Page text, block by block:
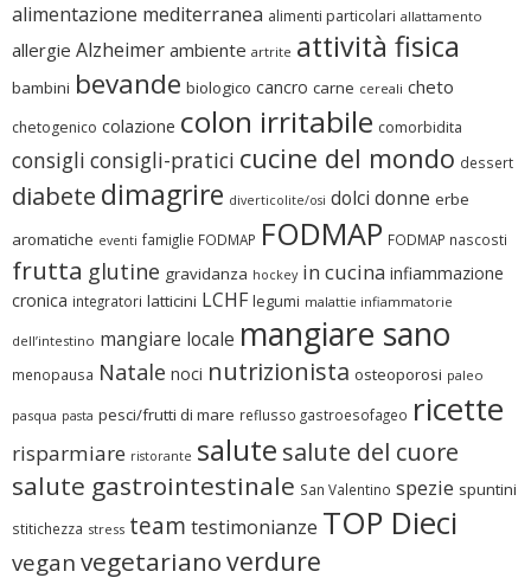
alimentazione mediterranea alimenti particolari allattamento
allergie Alzheimer ambiente artrite attività fisica
bambini bevande biologico cancro carne cereali cheto
chetogenico colazione colon irritabile comorbidita
consigli consigli-pratici cucine del mondo dessert
diabete dimagrire diverticolite/osi dolci donne erbe
aromatiche eventi famiglie FODMAP FODMAP FODMAP nascosti
frutta glutine gravidanza hockey in cucina infiammazione
cronica integratori latticini LCHF legumi malattie infiammatorie
dell’intestino mangiare locale mangiare sano
menopausa Natale noci nutrizionista osteoporosi paleo
pasqua pasta pesci/frutti di mare reflusso gastroesofageo ricette
risparmiare ristorante salute salute del cuore
salute gastrointestinale San Valentino spezie spuntini
stitichezza stress team testimonianze TOP Dieci
vegan vegetarianoverdure